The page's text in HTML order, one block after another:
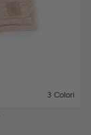
3 Colori